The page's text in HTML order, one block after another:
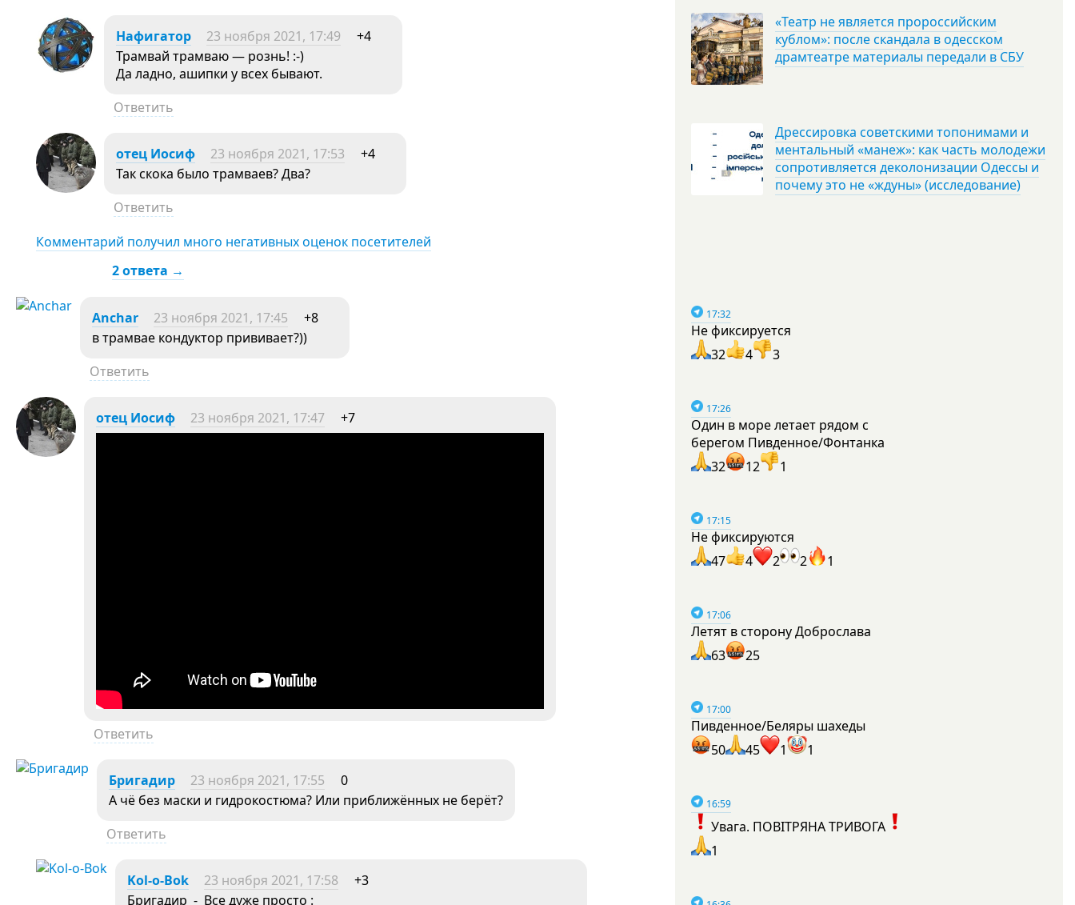
Нафигатор 23 ноября 2021, 17:49
+4
Трамвай трамваю — рознь! :-)
Да ладно, ашипки у всех бывают.
Ответить
отец Иосиф 23 ноября 2021, 17:53
+4
Так скока было трамваев? Два?
Ответить
Комментарий получил много негативных оценок посетителей
2 ответа →
Anchar 23 ноября 2021, 17:45
+8
в трамвае кондуктор прививает?))
Ответить
отец Иосиф 23 ноября 2021, 17:47 +7
Ответить
Бригадир 23 ноября 2021, 17:55
0
А чё без маски и гидрокостюма? Или приближённых не берёт?
Ответить
Kol-o-Bok 23 ноября 2021, 17:58
+3
Бригадир - Все дуже просто :
«Театр не является пророссийским
кублом»: после скандала в одесском
драмтеатре материалы передали в СБУ
Дрессировка советскими топонимами и
ментальный «манеж»: как часть молодежи
сопротивляется деколонизации Одессы и
почему это не «ждуны» (исследование)
17:32
Не фиксируется
32
4 3
17:26
Один в море летает рядом с
берегом Пивденное/Фонтанка
32
12 1
17:15
Не фиксируются
47
4 2 2 1
17:06
Летят в сторону Доброслава
63
25
17:00
Пивденное/Беляры шахеды
50
45 1 1
16:59
Увага. ПОВІТРЯНА ТРИВОГА
1